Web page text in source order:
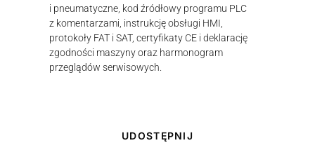
i pneumatyczne, kod źródłowy programu PLC
z komentarzami, instrukcję obsługi HMI,
protokoły FAT i SAT, certyfikaty CE i deklarację
zgodności maszyny oraz harmonogram
przeglądów serwisowych.
UDOSTĘPNIJ